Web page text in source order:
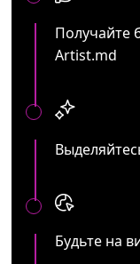
Получайте
Artist.md
Будьте на